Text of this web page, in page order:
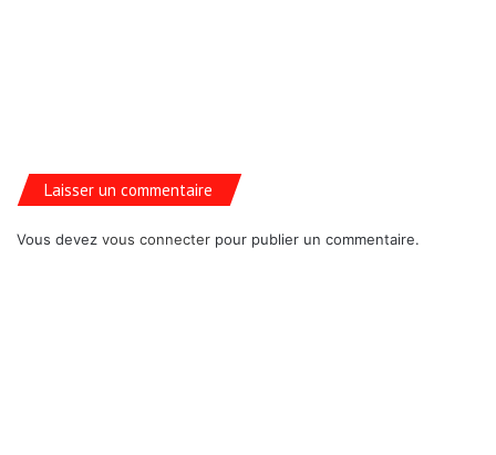
Laisser un commentaire
Vous devez vous connecter pour publier un commentaire.